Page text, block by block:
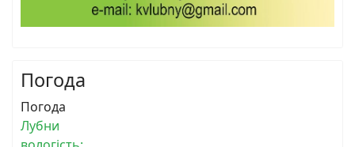
Погода
Погода
Лубни